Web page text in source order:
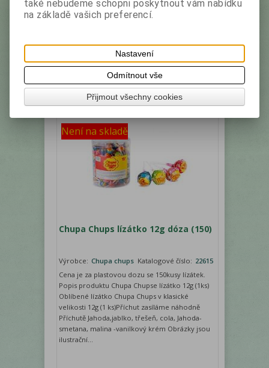
Vaše cena bez DPH:228 Kč
Vaše cena s DPH:
Není na skladě
Chupa Chups lízátko 12g dóza (150)
Výrobce: Chupa chups Katalogové číslo: 22615
Cena je za plastovou dozu se 150kusy lízátek.
Popis produktu Chupa Chupse lízátko 12g (1ks)
Oblíbené lízátko Chupa Chups v klasické
velikosti 12g (1 ks)Příchut zasíláme náhodně
Příchutě Jahoda,jablko, třešeň, cola, Jahoda-
smetana, malina -vanilkový krém Obrázky jsou
ilustrační...
také nebudeme schopni poskytnout vám nabídku
na základě vašich preferencí.
Nastavení
Odmítnout vše
Přijmout všechny cookies